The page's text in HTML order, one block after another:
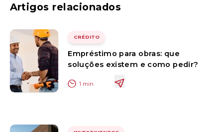
Artigos relacionados
CRÉDITO
Empréstimo para obras: que
soluções existem e como pedir?
1 min